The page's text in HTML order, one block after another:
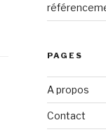
PAGES
A propos
Contact